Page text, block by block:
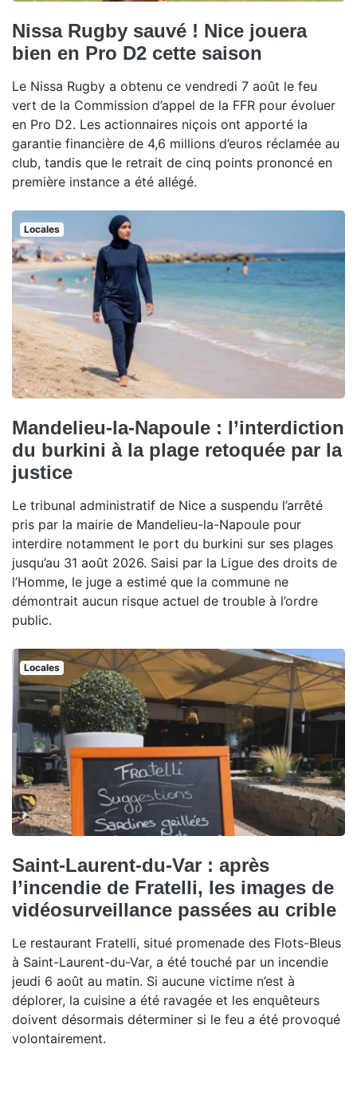
Nissa Rugby sauvé ! Nice jouera
bien en Pro D2 cette saison
Le Nissa Rugby a obtenu ce vendredi 7 août le feu
vert de la Commission d’appel de la FFR pour évoluer
en Pro D2. Les actionnaires niçois ont apporté la
garantie financière de 4,6 millions d’euros réclamée au
club, tandis que le retrait de cinq points prononcé en
première instance a été allégé.
Locales
Mandelieu-la-Napoule : l’interdiction
du burkini à la plage retoquée par la
justice
Le tribunal administratif de Nice a suspendu l’arrêté
pris par la mairie de Mandelieu-la-Napoule pour
interdire notamment le port du burkini sur ses plages
jusqu’au 31 août 2026. Saisi par la Ligue des droits de
l’Homme, le juge a estimé que la commune ne
démontrait aucun risque actuel de trouble à l’ordre
public.
Locales
Saint-Laurent-du-Var : après
l’incendie de Fratelli, les images de
vidéosurveillance passées au crible
Le restaurant Fratelli, situé promenade des Flots-Bleus
à Saint-Laurent-du-Var, a été touché par un incendie
jeudi 6 août au matin. Si aucune victime n’est à
déplorer, la cuisine a été ravagée et les enquêteurs
doivent désormais déterminer si le feu a été provoqué
volontairement.